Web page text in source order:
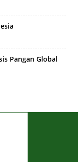
Pangan Global